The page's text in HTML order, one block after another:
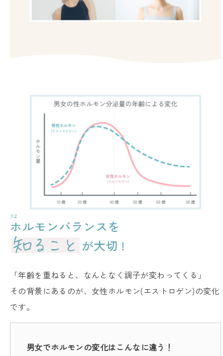
「年齢を重ねると、なんとなく調子が変わってくる」
その背景にあるのが、女性ホルモン(エストロゲン)の変化
です。
男女でホルモンの変化はこんなに違う！